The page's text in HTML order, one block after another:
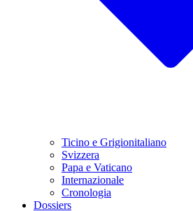
Ticino e Grigionitaliano
Svizzera
Papa e Vaticano
Internazionale
Cronologia
Dossiers